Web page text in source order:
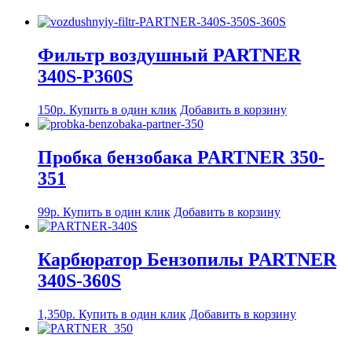
Фильтр воздушный PARTNER
340S-P360S
150р. Купить в один клик Добавить в корзину
Пробка бензобака PARTNER 350-
351
99р. Купить в один клик Добавить в корзину
Карбюратор Бензопилы PARTNER
340S-360S
1,350р. Купить в один клик Добавить в корзину